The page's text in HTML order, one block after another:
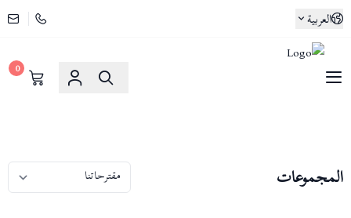
العربية
0
المجموعات